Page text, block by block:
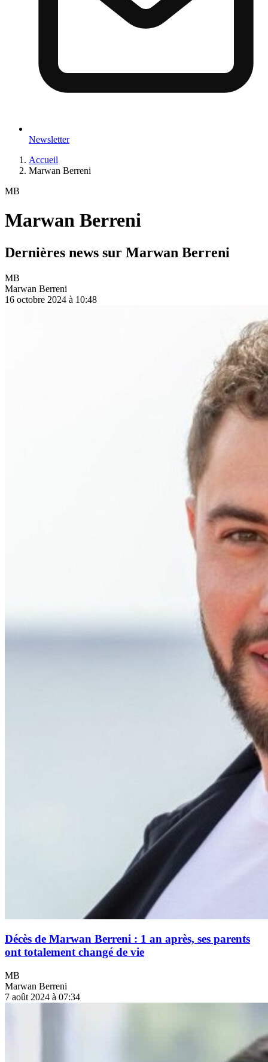
Newsletter
Accueil
Marwan Berreni
MB
Marwan Berreni
Dernières news sur Marwan Berreni
MB
Marwan Berreni
16 octobre 2024 à 10:48
Décès de Marwan Berreni : 1 an après, ses parents
ont totalement changé de vie
MB
Marwan Berreni
7 août 2024 à 07:34